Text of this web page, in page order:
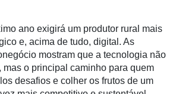
ano exigirá um produtor rural mais
e, acima de tudo, digital. As
mostram que a tecnologia não
mas o principal caminho para quem
desafios e colher os frutos de um